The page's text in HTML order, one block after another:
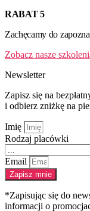
RABAT 5
Zachęcamy do
Zobacz nasze
Newsletter
Zapisz się na
i odbierz zniżkę na
Imię
Rodzaj placówki
Email
Zapisz mnie
*Zapisując się do
informacji o